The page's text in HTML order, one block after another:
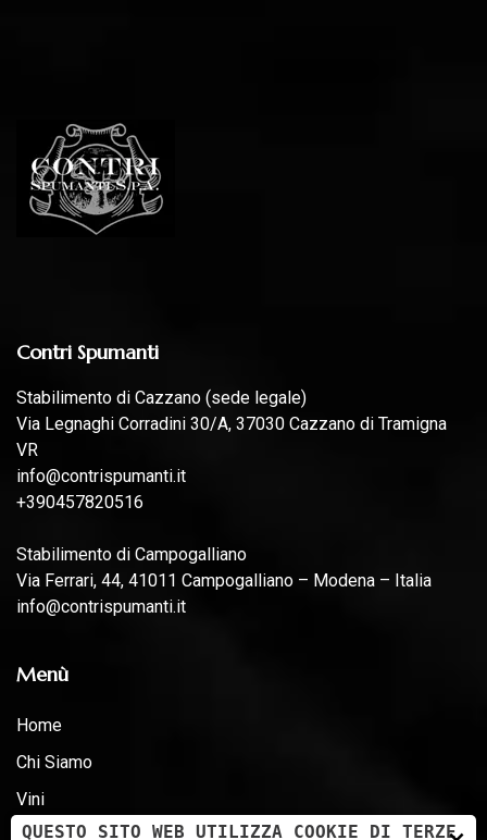
Contri Spumanti
Stabilimento di Cazzano (sede legale)
Via Legnaghi Corradini 30/A, 37030 Cazzano di Tramigna
VR
info@contrispumanti.it
+390457820516
Stabilimento di Campogalliano
Via Ferrari, 44, 41011 Campogalliano – Modena – Italia
info@contrispumanti.it
Menù
Home
Chi Siamo
Vini
News
QUESTO SITO WEB UTILIZZA COOKIE DI TERZE